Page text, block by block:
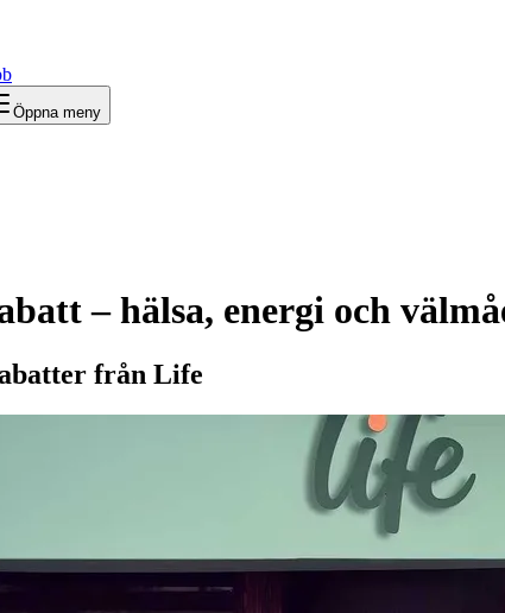
Öppna meny
– hälsa, energi och
från Life